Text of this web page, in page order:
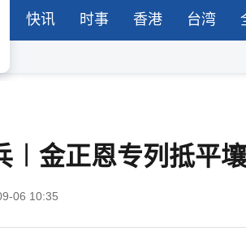
快讯 时事 香港 台湾
︱金正恩专列抵平
06 10:35